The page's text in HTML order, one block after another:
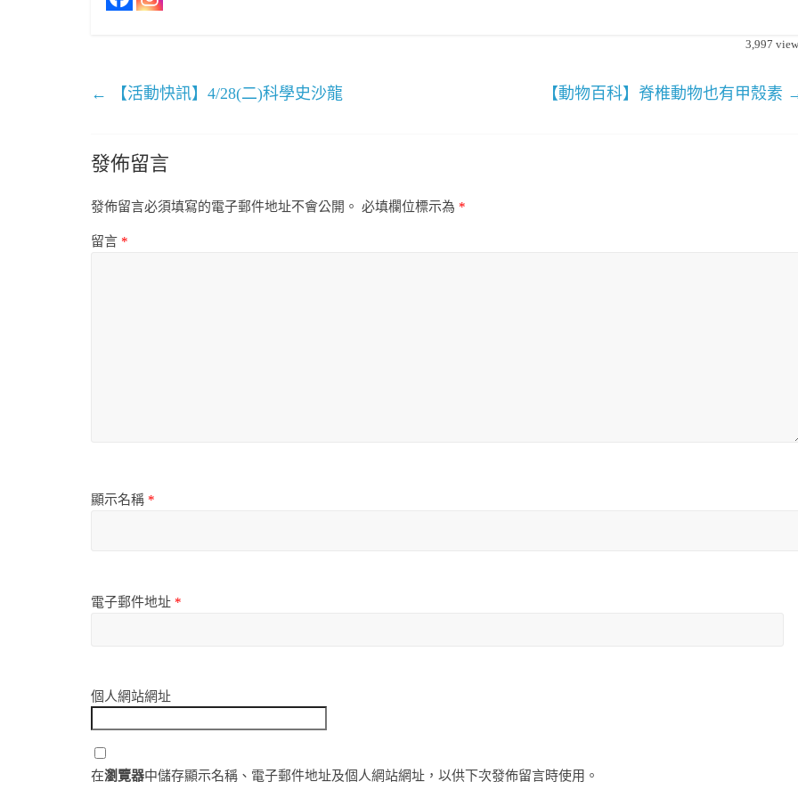
3,997
← 【活動快訊】4/28(二)科學史沙龍 【動物百科】脊椎動物也有甲殼素
發佈留言
發佈留言必須填寫的電子郵件地址不會公開。 必填欄位標示為 *
留言 *
顯示名稱 *
電子郵件地址 *
個人網站網址
在瀏覽器中儲存顯示名稱、電子郵件地址及個人網站網址，以供下次發佈留言時使用。